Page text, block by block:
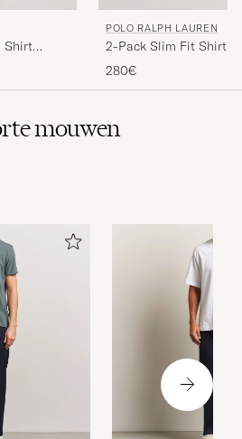
Shirt
POLO RALPH LAUREN
2-Pack Slim Fit Shirt
White/Blue
280€
mouwen